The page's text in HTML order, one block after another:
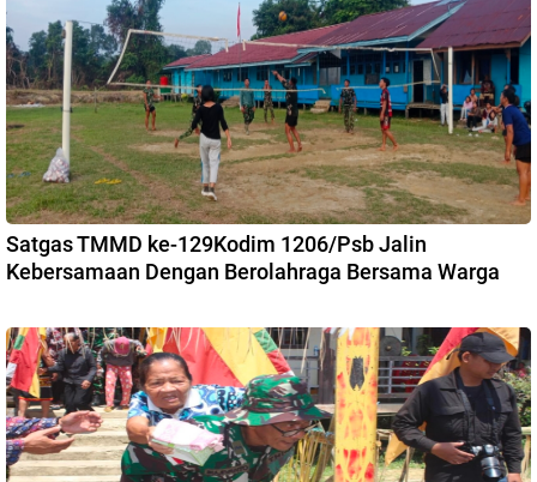
Satgas TMMD ke-129Kodim 1206/Psb Jalin
Kebersamaan Dengan Berolahraga Bersama Warga